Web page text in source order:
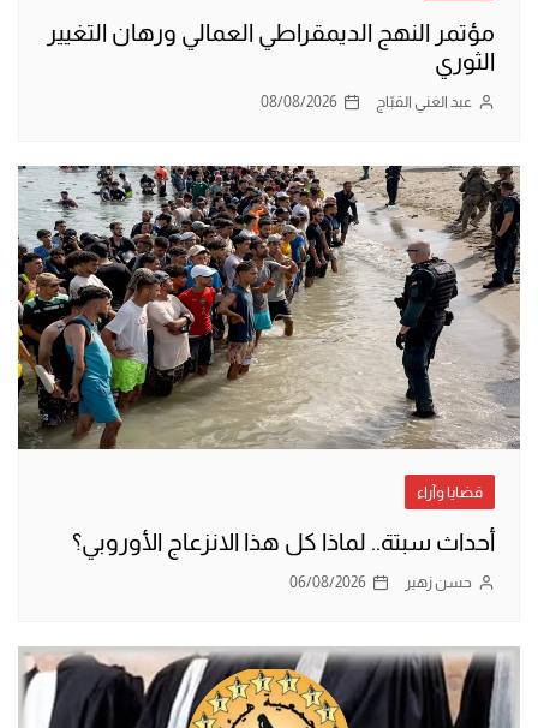
مؤتمر النهج الديمقراطي العمالي ورهان التغيير
الثوري
عبد الغني القبّاج 08/08/2026
قضايا وآراء
أحداث سبتة.. لماذا كل هذا الانزعاج الأوروبي؟
حسن زهير 06/08/2026